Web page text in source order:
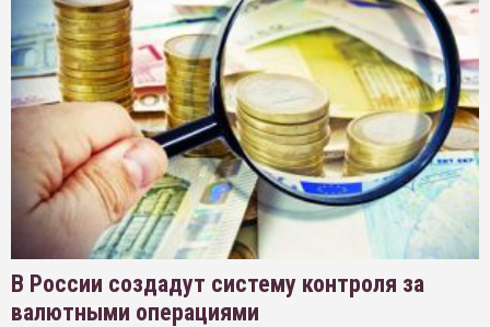
В России создадут систему контроля за
валютными операциями